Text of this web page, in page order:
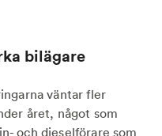
bilägare
väntar fler
året, något som
och dieselförare som